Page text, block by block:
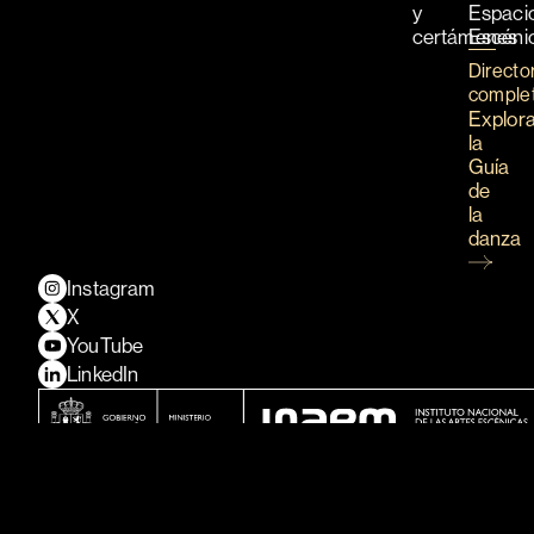
y
certámenes
la
Guía
de
la
danza
Instagram
X
YouTube
LinkedIn